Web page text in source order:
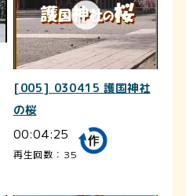
[005] 030415 護国神社
の桜
00:04:25
再生回数：35